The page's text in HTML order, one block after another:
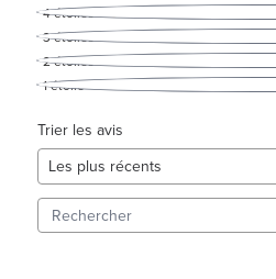
4étoiles
3étoiles
2étoiles
1étoile
Trier les avis